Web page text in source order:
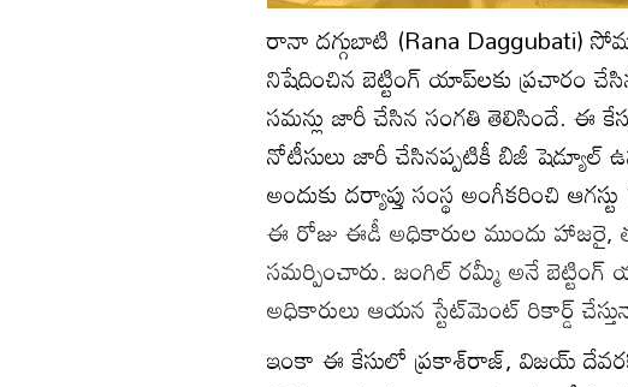
రానా దగ్గుబాటి (Rana Daggubati)
నిషేదించిన బెట్టింగ్‌ యాప్‌లకు ప్రచారం
సమన్లు జారీ చేసిన సంగతి తెలిసిందే. ఈ
నోటీసులు జారీ చేసినప్పటికీ బిజీ
అందుకు దర్యాప్తు సంస్థ అంగీకరించి
ఈ రోజు ఈడీ అధికారుల ముందు హాజరై,
సమర్పించారు. జంగిల్ రమ్మీ అనే
అధికారులు ఆయన స్టేట్‌మెంట్ రికార్డ్
ఇంకా ఈ కేసులో ప్రకాశ్‌రాజ్‌, విజయ్‌